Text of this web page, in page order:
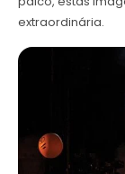
extraordinária.